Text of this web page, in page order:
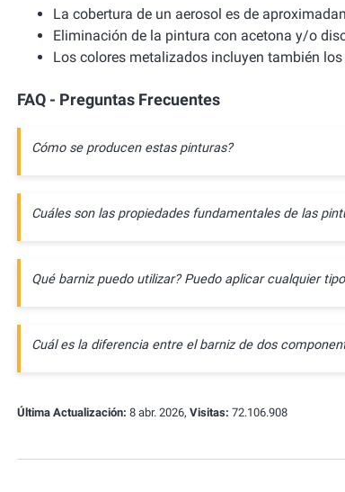
La cobertura de un aerosol es de
Eliminación de la pintura con acetona y/o
Los colores metalizados incluyen también
FAQ - Preguntas Frecuentes
Cómo se producen estas pinturas?
Cuáles son las propiedades fundamentales de las
Qué barniz puedo utilizar? Puedo aplicar cualquier
Cuál es la diferencia entre el barniz de dos
Última Actualización: 8 abr. 2026, Visitas: 72.106.908